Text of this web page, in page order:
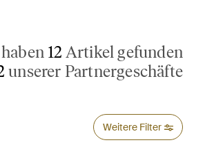
12 Artikel gefunden
unserer Partnergeschäfte
Weitere Filter